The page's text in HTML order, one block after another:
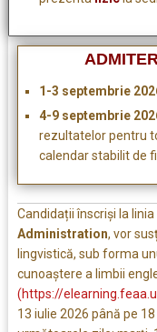
1-3 septembrie
4-9 septembrie
rezultatelor pentru
calendar stabilit de
Candidații înscriși la
Administration, vor
lingvistică, sub forma
cunoaștere a limbii
(https://
13 iulie 2026 până pe